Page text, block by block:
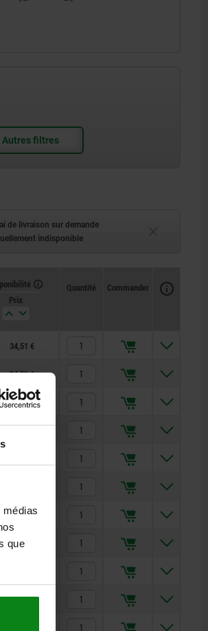
que
de livraison sur demande
indisponible
Prix
Quantité Commander
34,51 €
34,51 €
47,91 €
60,72 €
60,72 €
74,27 €